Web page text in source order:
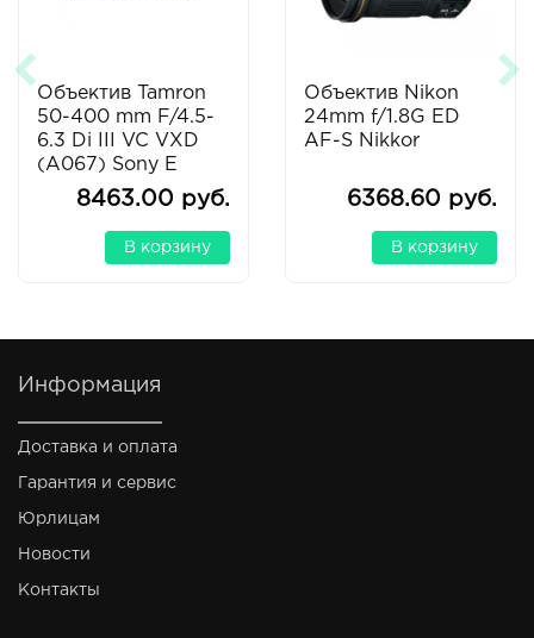
Объектив Tamron
50-400 mm F/4.5-
6.3 Di III VC VXD
(A067) Sony E
8463.00 руб.
В корзину
Объектив Nikon
24mm f/1.8G ED
AF-S Nikkor
6368.60 руб.
В корзину
Информация
Доставка и оплата
Гарантия и сервис
Юрлицам
Новости
Контакты